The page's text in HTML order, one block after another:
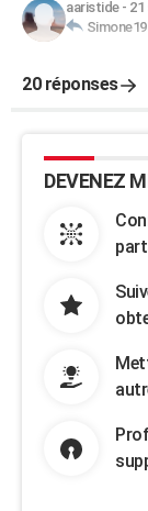
aaristide- 21
20 réponses
DEVENEZ